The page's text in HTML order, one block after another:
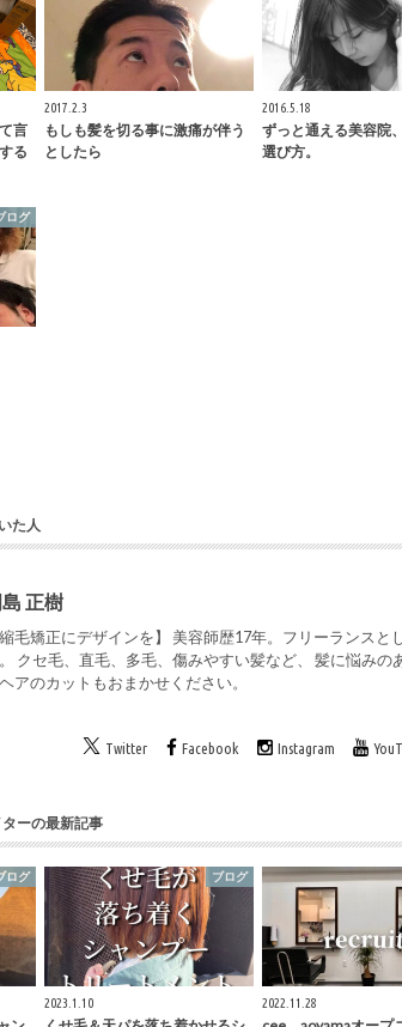
言
る
2017.2.3
もしも髪を切る事に激痛が伴う
としたら
2016.5.18
ずっと通える美容院
選び方。
ログ
た人
正樹
縮毛矯正にデザインを】 美容師歴17年。フリーランス
クセ毛、直毛、多毛、傷みやすい髪など、 髪に悩み
アのカットもおまかせください。
Twitter Facebook Instagram
ーの最新記事
ログ ブログ
2023.1.10 2022.11.28